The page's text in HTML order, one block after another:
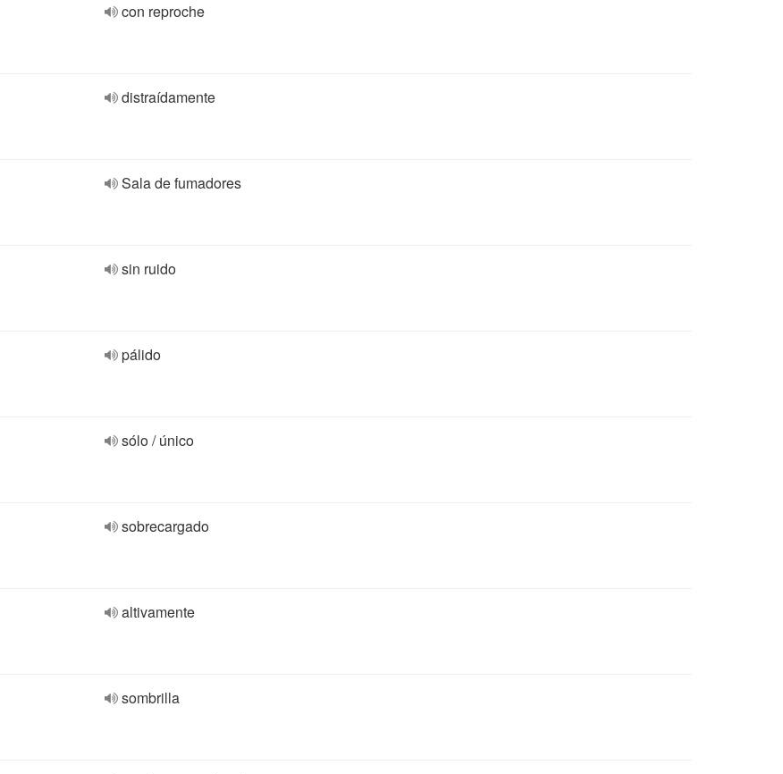
con reproche
distraídamente
Sala de fumadores
sin ruido
pálido
sólo / único
sobrecargado
altivamente
sombrilla